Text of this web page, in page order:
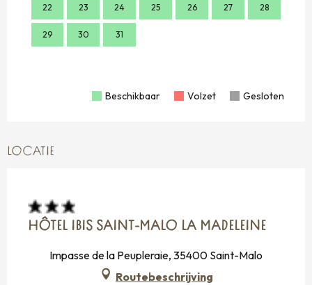
22 23 24 25 26 27 28
29 30 31
Beschikbaar Volzet Gesloten
LOCATIE
HÔTEL IBIS SAINT-MALO LA MADELEINE
Impasse de la Peupleraie, 35400 Saint-Malo
Routebeschrijving